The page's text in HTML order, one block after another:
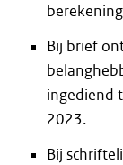
Bij brief
ingediend
2023.
Bij